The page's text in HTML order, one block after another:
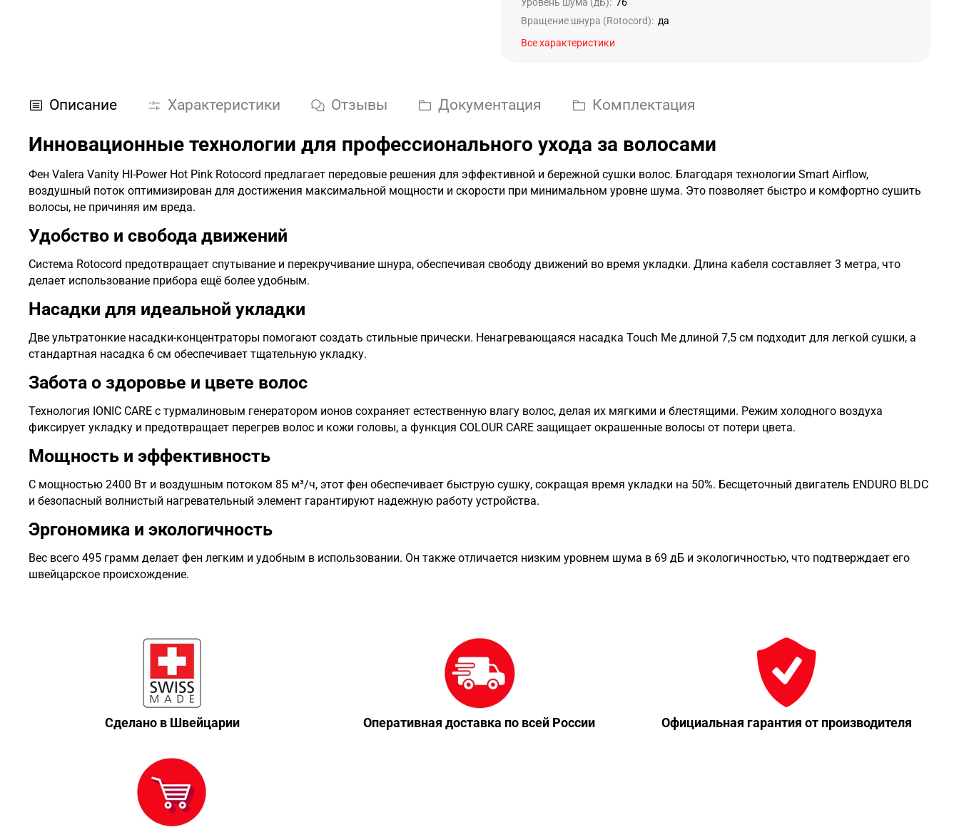
Вращение шнура (Rotocord): да
Все характеристики
Описание Характеристики Отзывы Документация Комплектация
Инновационные технологии для профессионального ухода за волосами
Фен Valera Vanity HI-Power Hot Pink Rotocord предлагает передовые решения для эффективной и бережной сушки волос. Благодаря технологии Smart Airflow,
воздушный поток оптимизирован для достижения максимальной мощности и скорости при минимальном уровне шума. Это позволяет быстро и комфортно сушить
волосы, не причиняя им вреда.
Удобство и свобода движений
Система Rotocord предотвращает спутывание и перекручивание шнура, обеспечивая свободу движений во время укладки. Длина кабеля составляет 3 метра, что
делает использование прибора ещё более удобным.
Насадки для идеальной укладки
Две ультратонкие насадки-концентраторы помогают создать стильные прически. Ненагревающаяся насадка Touch Me длиной 7,5 см подходит для легкой сушки, а
стандартная насадка 6 см обеспечивает тщательную укладку.
Забота о здоровье и цвете волос
Технология IONIC CARE с турмалиновым генератором ионов сохраняет естественную влагу волос, делая их мягкими и блестящими. Режим холодного воздуха
фиксирует укладку и предотвращает перегрев волос и кожи головы, а функция COLOUR CARE защищает окрашенные волосы от потери цвета.
Мощность и эффективность
С мощностью 2400 Вт и воздушным потоком 85 м³/ч, этот фен обеспечивает быструю сушку, сокращая время укладки на 50%. Бесщеточный двигатель ENDURO BLDC
и безопасный волнистый нагревательный элемент гарантируют надежную работу устройства.
Эргономика и экологичность
Вес всего 495 грамм делает фен легким и удобным в использовании. Он также отличается низким уровнем шума в 69 дБ и экологичностью, что подтверждает его
швейцарское происхождение.
Сделано в Швейцарии Оперативная доставка по всей России Официальная гарантия от производителя